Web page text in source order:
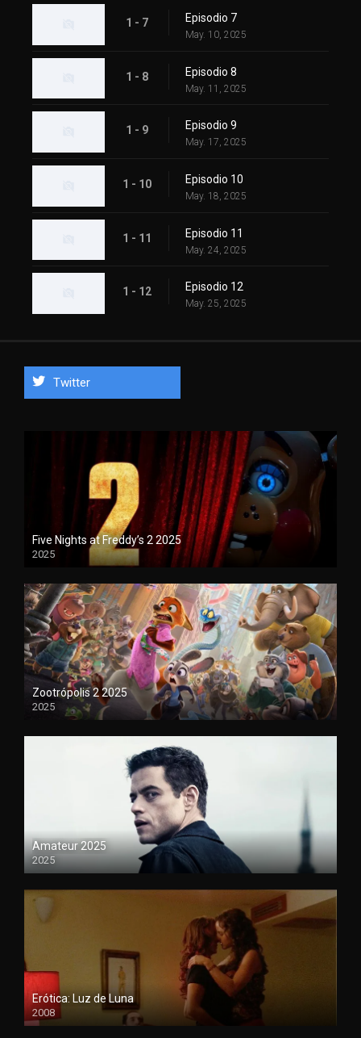
1 - 7 Episodio 7
May. 10, 2025
1 - 8 Episodio 8
May. 11, 2025
1 - 9 Episodio 9
May. 17, 2025
1 - 10 Episodio 10
May. 18, 2025
1 - 11 Episodio 11
May. 24, 2025
1 - 12 Episodio 12
May. 25, 2025
Twitter
Five Nights at Freddy’s 2 2025
2025
1080P
Zootrópolis 2 2025
2025
1080P
Amateur 2025
2025
HDCAM
Erótica: Luz de Luna
2008
720